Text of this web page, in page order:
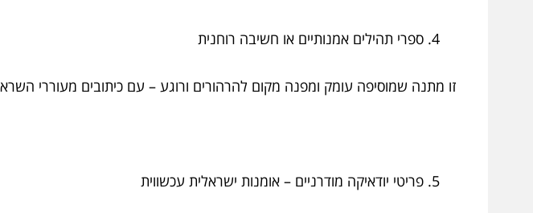
ספרי תהילים אמנותיים או חשיבה רוחנית
זו מתנה שמוסיפה עומק ומפנה מקום להרהורים ורוגע – עם כיתובים מעוררי
פריטי יודאיקה מודרניים – אומנות ישראלית עכשווית